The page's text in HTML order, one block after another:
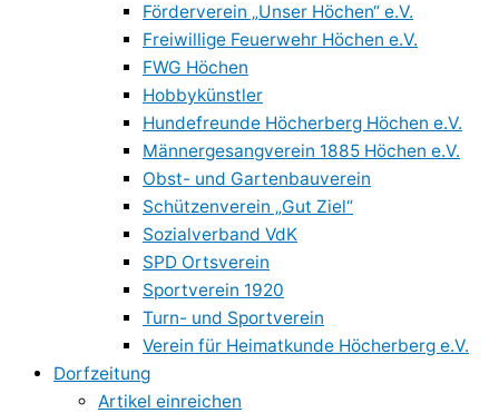
Förderverein „Unser Höchen“ e.V.
Freiwillige Feuerwehr Höchen e.V.
FWG Höchen
Hobbykünstler
Hundefreunde Höcherberg Höchen e.V.
Männergesangverein 1885 Höchen e.V.
Obst- und Gartenbauverein
Schützenverein „Gut Ziel“
Sozialverband VdK
SPD Ortsverein
Sportverein 1920
Turn- und Sportverein
Verein für Heimatkunde Höcherberg e.V.
Dorfzeitung
Artikel einreichen